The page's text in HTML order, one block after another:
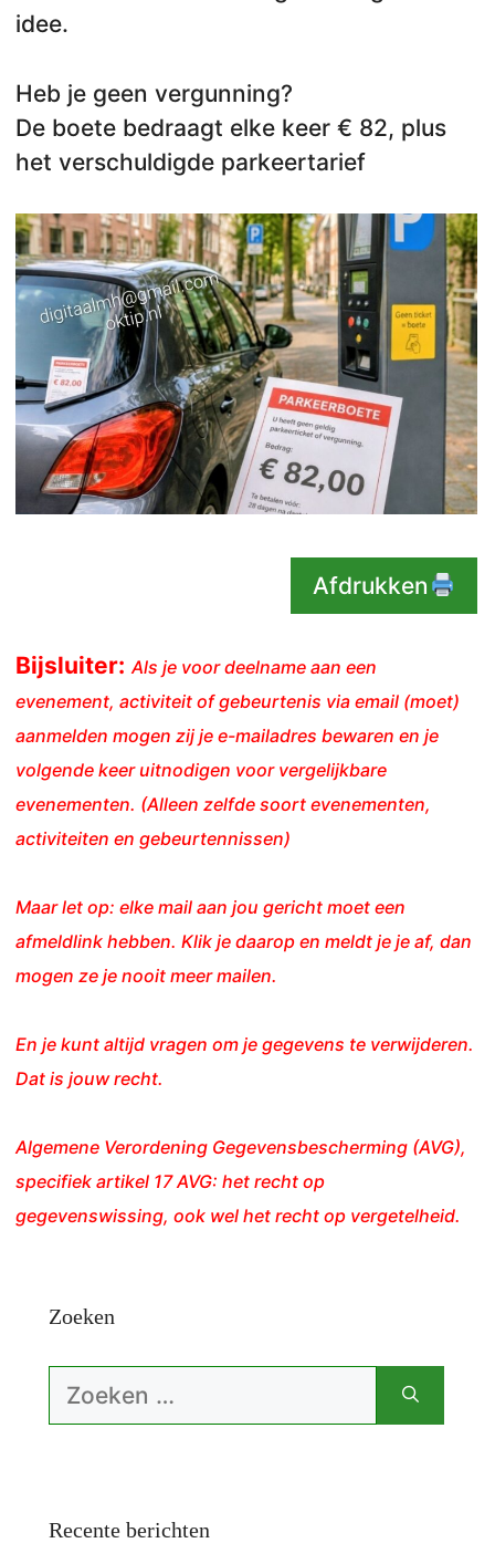
idee.
Heb je geen vergunning?
De boete bedraagt elke keer € 82, plus
het verschuldigde parkeertarief
Afdrukken
Bijsluiter: Als je voor deelname aan een
evenement, activiteit of gebeurtenis via email (moet)
aanmelden mogen zij je e-mailadres bewaren en je
volgende keer uitnodigen voor vergelijkbare
evenementen. (Alleen zelfde soort evenementen,
activiteiten en gebeurtennissen)
Maar let op: elke mail aan jou gericht moet een
afmeldlink hebben. Klik je daarop en meldt je je af, dan
mogen ze je nooit meer mailen.
En je kunt altijd vragen om je gegevens te verwijderen.
Dat is jouw recht.
Algemene Verordening Gegevensbescherming (AVG),
specifiek artikel 17 AVG: het recht op
gegevenswissing, ook wel het recht op vergetelheid.
Zoeken
Zoek
Recente berichten